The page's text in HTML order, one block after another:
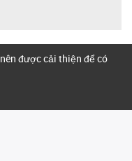
được cải thiện để có